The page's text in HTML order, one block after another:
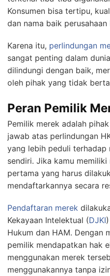
Konsumen bisa tertipu,
dan nama baik
Karena itu, perlindungan
sangat penting dalam
dilindungi dengan baik,
oleh pihak yang tidak
Peran Pemilik
Pemilik merek adalah
jawab atas perlindungan
yang lebih peduli terhadap
sendiri. Jika kamu
pertama yang harus
mendaftarkannya secara
Pendaftaran merek
Kekayaan Intelektual (DJKI
Hukum dan HAM. Dengan
pemilik mendapatkan hak
menggunakan merek
menggunakannya tanpa